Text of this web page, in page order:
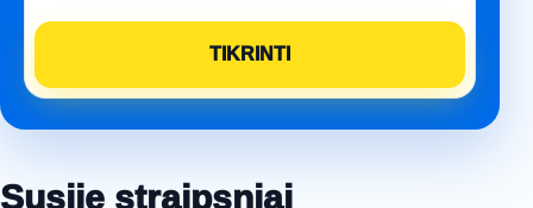
Susiję straipsniai